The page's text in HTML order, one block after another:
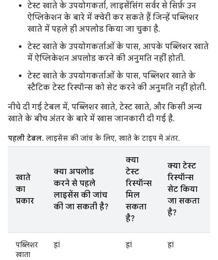
टेस्ट खाते के उपयोगकर्ता, लाइसेंसिंग सर्वर से सिर्फ़ उन
ऐप्लिकेशन के बारे में क्वेरी कर सकते हैं जिन्हें पब्लिशर
खाते में पहले ही अपलोड किया जा चुका है.
टेस्ट खाते के उपयोगकर्ताओं के पास, आपके पब्लिशर खाते
में ऐप्लिकेशन अपलोड करने की अनुमति नहीं होती.
टेस्ट खाते के उपयोगकर्ताओं के पास, पब्लिशर खाते के
स्टैटिक टेस्ट रिस्पॉन्स को सेट करने की अनुमति नहीं होती.
नीचे दी गई टेबल में, पब्लिशर खाते, टेस्ट खाते, और किसी अन्य
खाते के बीच अंतर के बारे में खास जानकारी दी गई है.
पहली टेबल. लाइसेंस की जांच के लिए, खाते के टाइप में अंतर.
खाते
का
प्रकार
क्या अपलोड
करने से पहले
लाइसेंस की जांच
की जा सकती है?
क्या
टेस्ट
रिस्पॉन्स
मिल
सकता
है?
क्या टेस्ट
रिस्पॉन्स
सेट किया
जा सकता
है?
पब्लिशर
खाता
हां हां हां